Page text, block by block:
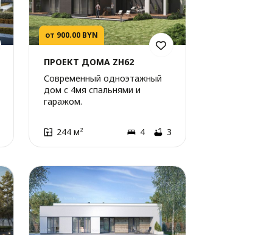
от 900.00 BYN
ПРОЕКТ ДОМА ZH62
Современный одноэтажный
дом с 4мя спальнями и
гаражом.
244 м² 4 3